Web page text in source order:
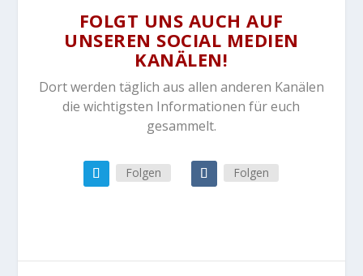
FOLGT UNS AUCH AUF
UNSEREN SOCIAL MEDIEN
KANÄLEN!
Dort werden täglich aus allen anderen Kanälen
die wichtigsten Informationen für euch
gesammelt.
Folgen Folgen